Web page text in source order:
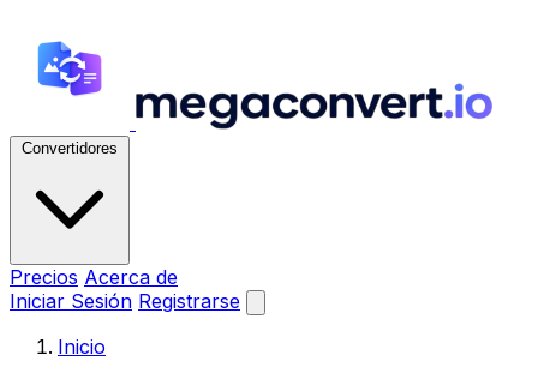
Convertidores
Precios Acerca de
Iniciar Sesión Registrarse
Inicio